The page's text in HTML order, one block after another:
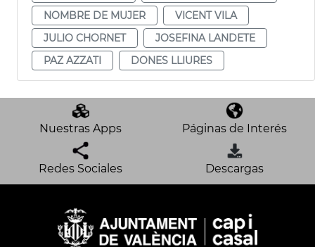
NOMBRE DE MUJER
VICENT VILA
JULIO CHORNET
JOSEFINA LANDETE
PAZ AZZATI
DONES LLIURES
Nuestras Apps Páginas de Interés
Redes Sociales Descargas